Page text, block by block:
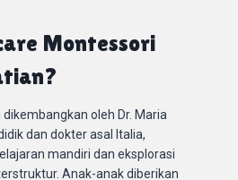
Montessori
oleh Dr. Maria
dan dokter asal Italia,
mandiri dan eksplorasi
Anak-anak diberikan